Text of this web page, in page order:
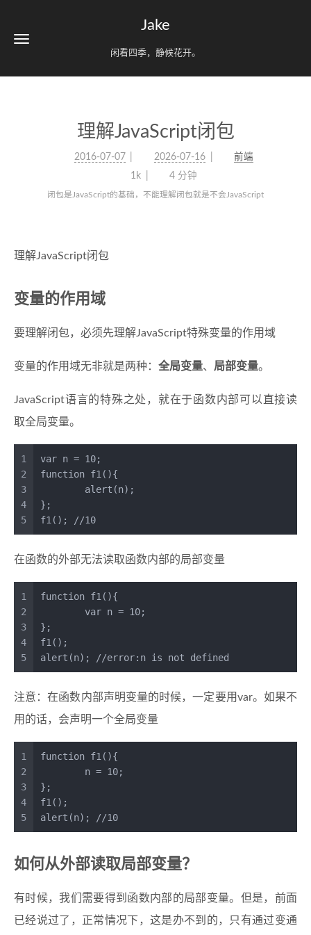
Jake
闲看四季，静候花开。
理解JavaScript闭包
2016-07-07 2026-07-16
前端
1k
4 分钟
闭包是JavaScript的基础，不能理解闭包就是不会JavaScript
理解JavaScript闭包
变量的作用域
要理解闭包，必须先理解JavaScript特殊变量的作用域
变量的作用域无非就是两种： 全局变量、 局部变量。
JavaScript语言的特殊之处，就在于函数内部可以直接读
取全局变量。
1
2
3
4
5
var n = 10;
function f1 ( ){
alert (n);
};
f1 (); //10
在函数的外部无法读取函数内部的局部变量
1
2
3
4
5
function f1 ( ){
var n = 10;
};
f1 ();
alert (n); //error:n is not defined
注意：在函数内部声明变量的时候，一定要用var。如果不
用的话，会声明一个全局变量
1
2
3
4
5
function f1 ( ){
	n =
10;
};
f1 ();
alert (n); //10
如何从外部读取局部变量？
有时候，我们需要得到函数内部的局部变量。但是，前面
已经说过了，正常情况下，这是办不到的，只有通过变通